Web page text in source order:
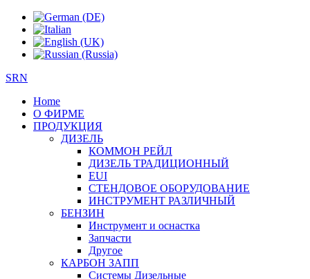
SRN
Home
О ФИРМЕ
ПРОДУКЦИЯ
ДИЗЕЛЬ
КОММОН РЕЙЛ
ДИЗЕЛЬ ТРАДИЦИОННЫЙ
EUI
СТЕНДОВОЕ ОБОРУДОВАНИЕ
ИНСТРУМЕНТ РАЗЛИЧНЫЙ
БЕНЗИН
Инструмент и оснастка
Запчасти
Другое
КАРБОН ЗАПП
Системы Дизельные